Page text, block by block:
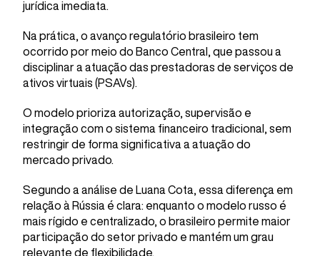
jurídica imediata.
Na prática, o avanço regulatório brasileiro tem
ocorrido por meio do Banco Central, que passou a
disciplinar a atuação das prestadoras de serviços de
ativos virtuais (PSAVs).
O modelo prioriza autorização, supervisão e
integração com o sistema financeiro tradicional, sem
restringir de forma significativa a atuação do
mercado privado.
Segundo a análise de Luana Cota, essa diferença em
relação à Rússia é clara: enquanto o modelo russo é
mais rígido e centralizado, o brasileiro permite maior
participação do setor privado e mantém um grau
relevante de flexibilidade.